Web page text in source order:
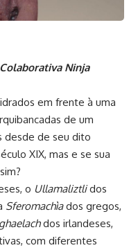
Ninja
em frente à uma
de um
desde de seu dito
XIX, mas e se sua
o Ullamaliztlidos
Sferomachìados gregos,
dos irlandeses,
com diferentes